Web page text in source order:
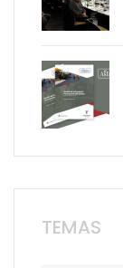
TEMAS